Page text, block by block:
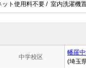
ット使用料不要 / 室内洗濯機
中学校区
幡羅
(埼玉